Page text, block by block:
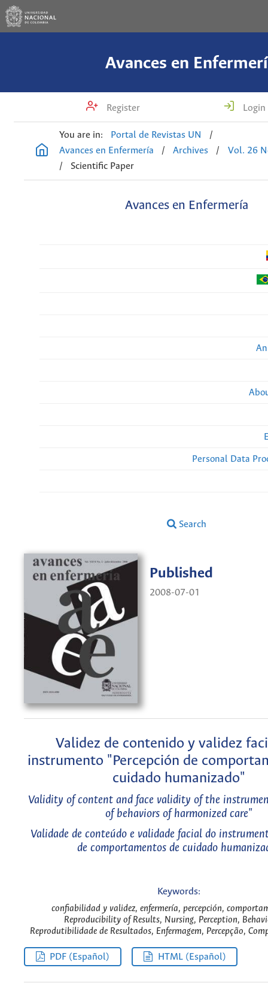
Avances en
Register Login
You are in: Portal de Revistas UN
/
Avances en Enfermería
/ Archives /
Vol. 26
/
Scientific Paper
Avances en Enfermería
Personal Data
Search
Published
2008-07-01
Validez de contenido y validez
instrumento "Percepción de
cuidado humanizado"
Validity of content and face validity of the
of behaviors of harmonized care"
Validade de conteúdo e validade facial do
de comportamentos de cuidado
Keywords:
confiabilidad y validez, enfermería, percepción,
Reproducibility of Results, Nursing, Perception,
Reprodutibilidade de Resultados, Enfermagem, Percepção,
PDF (Español) HTML (Español)